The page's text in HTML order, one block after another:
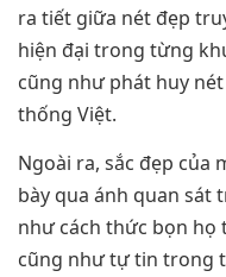
ra tiết giữa nét đẹp
hiện đại trong từng
cũng như phát huy
thống Việt.
Ngoài ra, sắc đẹp của
bày qua ánh quan sát
như cách thức bọn họ
cũng như tự tin trong